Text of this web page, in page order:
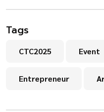
Tags
CTC2025 Event
Entrepreneur